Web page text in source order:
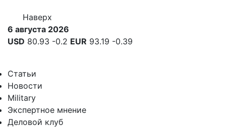
Наверх
6 августа 2026
USD 80.93 -0.2 EUR 93.19 -0.39
Статьи
Новости
Military
Экспертное мнение
Деловой клуб